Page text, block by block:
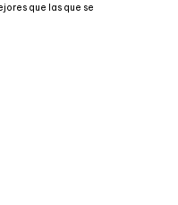
que las que se